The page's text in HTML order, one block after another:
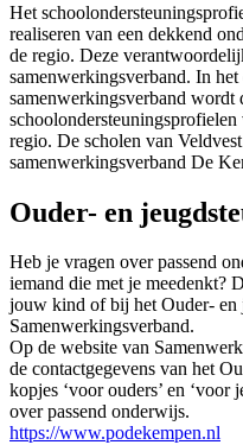
Het
realiseren van een dekkend
de regio. Deze
samenwerkingsverband. In
samenwerkingsverband wordt
regio. De scholen van
samenwerkingsverband De
Ouder- en
Heb je vragen over passend
iemand die met je meedenkt?
jouw kind of bij het Ouder- en
Samenwerkingsverband.
Op de website van
de contactgegevens van het
kopjes ‘voor ouders’ en
over passend onderwijs.
https://www.podekempen.nl